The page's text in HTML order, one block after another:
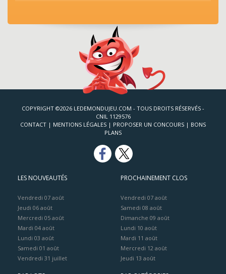
COPYRIGHT ©2026 LEDEMONDUJEU.COM - TOUS DROITS RÉSERVÉS -
CNIL 1129576
CONTACT | MENTIONS LÉGALES | PROPOSER UN CONCOURS | BONS
PLANS
LES NOUVEAUTÉS
Vendredi 07 août
Jeudi 06 août
Mercredi 05 août
Mardi 04 août
Lundi 03 août
Samedi 01 août
Vendredi 31 juillet
PROCHAINEMENT CLOS
Vendredi 07 août
Samedi 08 août
Dimanche 09 août
Lundi 10 août
Mardi 11 août
Mercredi 12 août
Jeudi 13 août